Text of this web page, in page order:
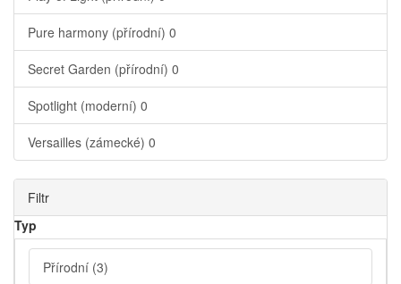
Pure harmony (přírodní) 0
Secret Garden (přírodní) 0
Spotlight (moderní) 0
Versailles (zámecké) 0
Filtr
Typ
Přírodní (3)